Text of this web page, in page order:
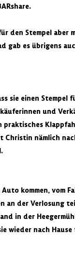
den Stempel aber
gab es übrigens
sie einen Stempel
und
praktisches
Christin nämlich
kommen, vom
der Verlosung
in der
wieder nach